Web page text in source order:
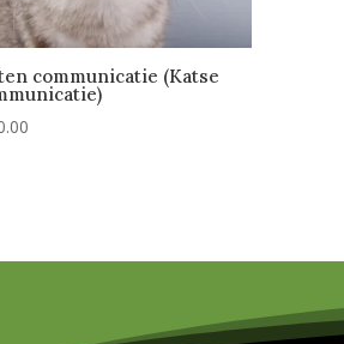
communicatie (Katse